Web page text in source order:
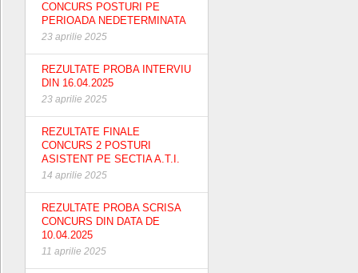
CONCURS POSTURI PE
PERIOADA NEDETERMINATA
23 aprilie 2025
REZULTATE PROBA INTERVIU
DIN 16.04.2025
23 aprilie 2025
REZULTATE FINALE
CONCURS 2 POSTURI
ASISTENT PE SECTIA A.T.I.
14 aprilie 2025
REZULTATE PROBA SCRISA
CONCURS DIN DATA DE
10.04.2025
11 aprilie 2025